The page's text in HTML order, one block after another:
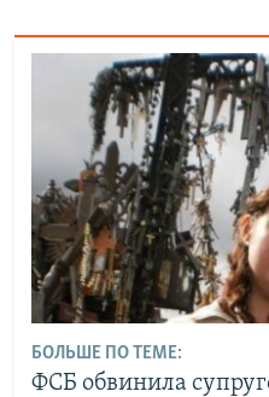
БОЛЬШЕ ПО ТЕМЕ:
ФСБ обвинила